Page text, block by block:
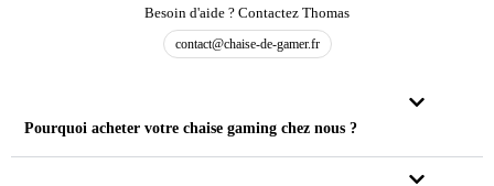
Besoin d'aide ? Contactez Thomas
contact@chaise-de-gamer.fr
Pourquoi acheter votre chaise gaming chez nous ?